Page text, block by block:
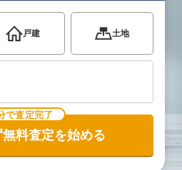
戸建 土地
で査定完了
無料査定を始める